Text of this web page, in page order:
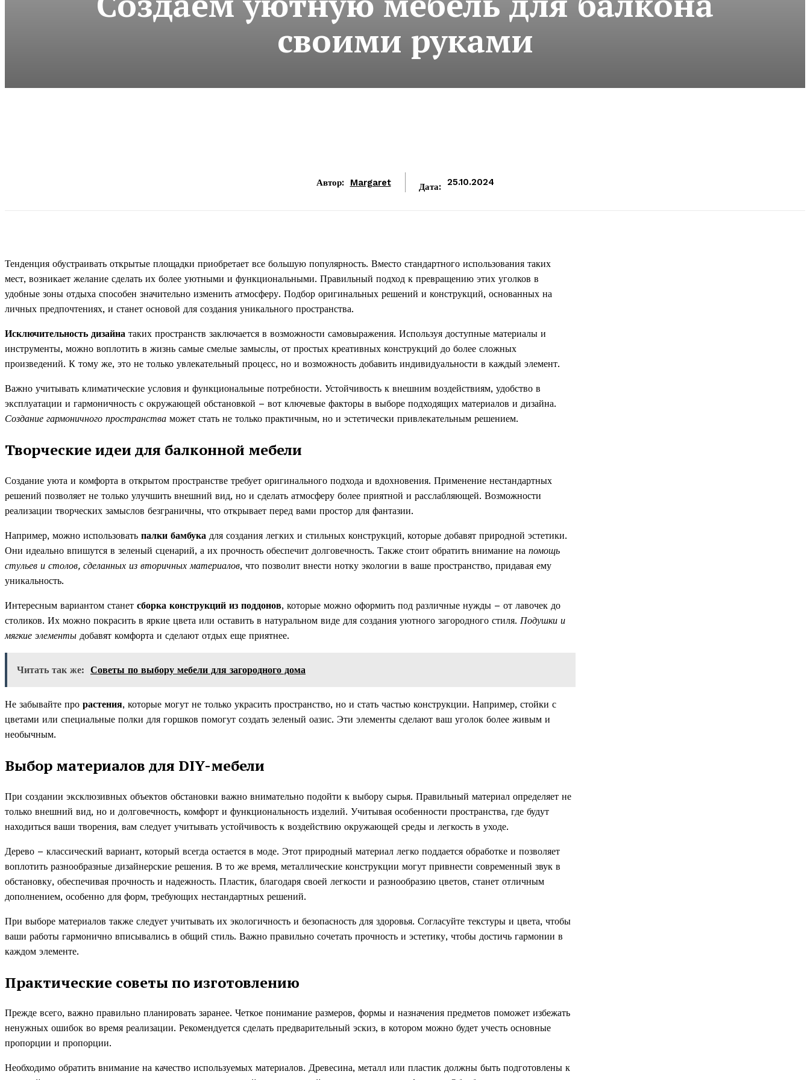
своими руками
Автор: Margaret Дата: 25.10.2024
Тенденция обустраивать открытые площадки приобретает все большую популярность. Вместо стандартного использования таких
мест, возникает желание сделать их более уютными и функциональными. Правильный подход к превращению этих уголков в
удобные зоны отдыха способен значительно изменить атмосферу. Подбор оригинальных решений и конструкций, основанных на
личных предпочтениях, и станет основой для создания уникального пространства.
Исключительность дизайна таких пространств заключается в возможности самовыражения. Используя доступные материалы и
инструменты, можно воплотить в жизнь самые смелые замыслы, от простых креативных конструкций до более сложных
произведений. К тому же, это не только увлекательный процесс, но и возможность добавить индивидуальности в каждый элемент.
Важно учитывать климатические условия и функциональные потребности. Устойчивость к внешним воздействиям, удобство в
эксплуатации и гармоничность с окружающей обстановкой – вот ключевые факторы в выборе подходящих материалов и дизайна.
Создание гармоничного пространства может стать не только практичным, но и эстетически привлекательным решением.
Творческие идеи для балконной мебели
Создание уюта и комфорта в открытом пространстве требует оригинального подхода и вдохновения. Применение нестандартных
решений позволяет не только улучшить внешний вид, но и сделать атмосферу более приятной и расслабляющей. Возможности
реализации творческих замыслов безграничны, что открывает перед вами простор для фантазии.
Например, можно использовать палки бамбука для создания легких и стильных конструкций, которые добавят природной эстетики.
Они идеально впишутся в зеленый сценарий, а их прочность обеспечит долговечность. Также стоит обратить внимание на помощь
стульев и столов, сделанных из вторичных материалов, что позволит внести нотку экологии в ваше пространство, придавая ему
уникальность.
Интересным вариантом станет сборка конструкций из поддонов, которые можно оформить под различные нужды – от лавочек до
столиков. Их можно покрасить в яркие цвета или оставить в натуральном виде для создания уютного загородного стиля. Подушки и
мягкие элементы добавят комфорта и сделают отдых еще приятнее.
Читать так же: Советы по выбору мебели для загородного дома
Не забывайте про растения, которые могут не только украсить пространство, но и стать частью конструкции. Например, стойки с
цветами или специальные полки для горшков помогут создать зеленый оазис. Эти элементы сделают ваш уголок более живым и
необычным.
Выбор материалов для DIY-мебели
При создании эксклюзивных объектов обстановки важно внимательно подойти к выбору сырья. Правильный материал определяет не
только внешний вид, но и долговечность, комфорт и функциональность изделий. Учитывая особенности пространства, где будут
находиться ваши творения, вам следует учитывать устойчивость к воздействию окружающей среды и легкость в уходе.
Дерево – классический вариант, который всегда остается в моде. Этот природный материал легко поддается обработке и позволяет
воплотить разнообразные дизайнерские решения. В то же время, металлические конструкции могут привнести современный звук в
обстановку, обеспечивая прочность и надежность. Пластик, благодаря своей легкости и разнообразию цветов, станет отличным
дополнением, особенно для форм, требующих нестандартных решений.
При выборе материалов также следует учитывать их экологичность и безопасность для здоровья. Согласуйте текстуры и цвета, чтобы
ваши работы гармонично вписывались в общий стиль. Важно правильно сочетать прочность и эстетику, чтобы достичь гармонии в
каждом элементе.
Практические советы по изготовлению
Прежде всего, важно правильно планировать заранее. Четкое понимание размеров, формы и назначения предметов поможет избежать
ненужных ошибок во время реализации. Рекомендуется сделать предварительный эскиз, в котором можно будет учесть основные
пропорции и пропорции.
Необходимо обратить внимание на качество используемых материалов. Древесина, металл или пластик должны быть подготовлены к